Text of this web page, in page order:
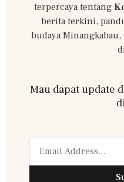
terpercaya tentang
berita terkini,
budaya
Mau dapat update